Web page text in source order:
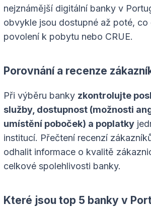
nejznámější digitální banky v
obvykle jsou dostupné až poté, co
povolení k pobytu nebo CRUE.
Porovnání a recenze
Při výběru banky zkontrolujte
služby, dostupnost (možnosti
umístění poboček) a poplatky
institucí. Přečtení recenzí
odhalit informace o kvalitě
celkové spolehlivosti banky.
Které jsou top 5 banky v